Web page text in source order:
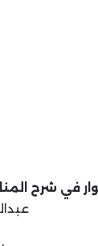
في شرح